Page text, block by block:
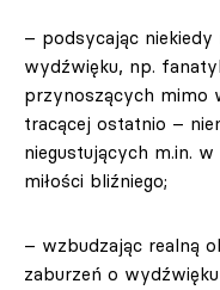
– podsycając
wydźwięku, np.
przynoszących mimo
tracącej ostatnio –
niegustujących m.in.
miłości bliźniego;
– wzbudzając realną
zaburzeń o